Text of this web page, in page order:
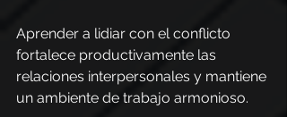
Aprender a lidiar con el conflicto
fortalece productivamente las
relaciones interpersonales y mantiene
un ambiente de trabajo armonioso.